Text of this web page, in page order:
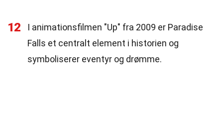
12
I animationsfilmen "Up" fra 2009 er Paradise
Falls et centralt element i historien og
symboliserer eventyr og drømme.